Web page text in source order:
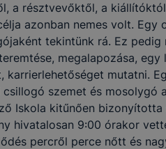
a résztvevőktől, a
azonban nemes volt.
tekintünk rá. Ez pedig
megalapozása,
karrierlehetőséget mutatni.
csillogó szemet és mosolygó
Iskola kitűnően
hivatalosan 9:00 órakor
percről perce nőtt és